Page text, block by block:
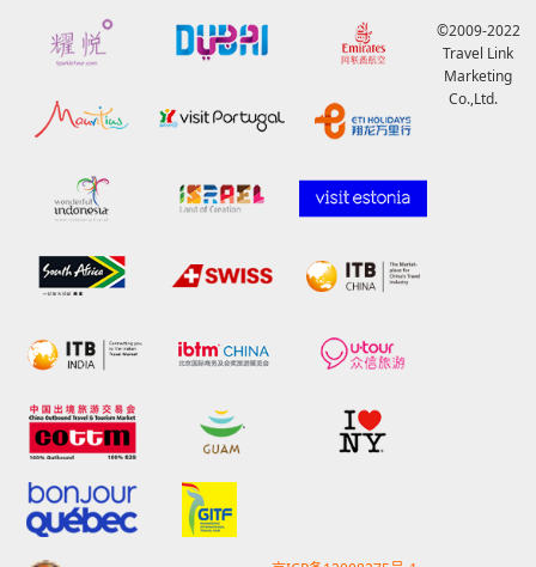
©2009-2022
Travel Link
Marketing
Co.,Ltd.